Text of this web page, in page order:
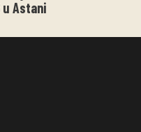
Astani